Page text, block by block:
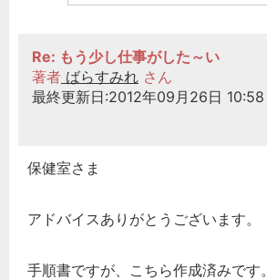
Re: もう少し仕事がした～い
著者 ばらすみれ さん
最終更新日:2012年09月26日 10:58
保健室さま
アドバイスありがとうございます。
手順書ですが、こちら作成済みです。